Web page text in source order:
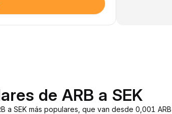
de ARB a SEK
a SEK más populares, que van desde 0,001